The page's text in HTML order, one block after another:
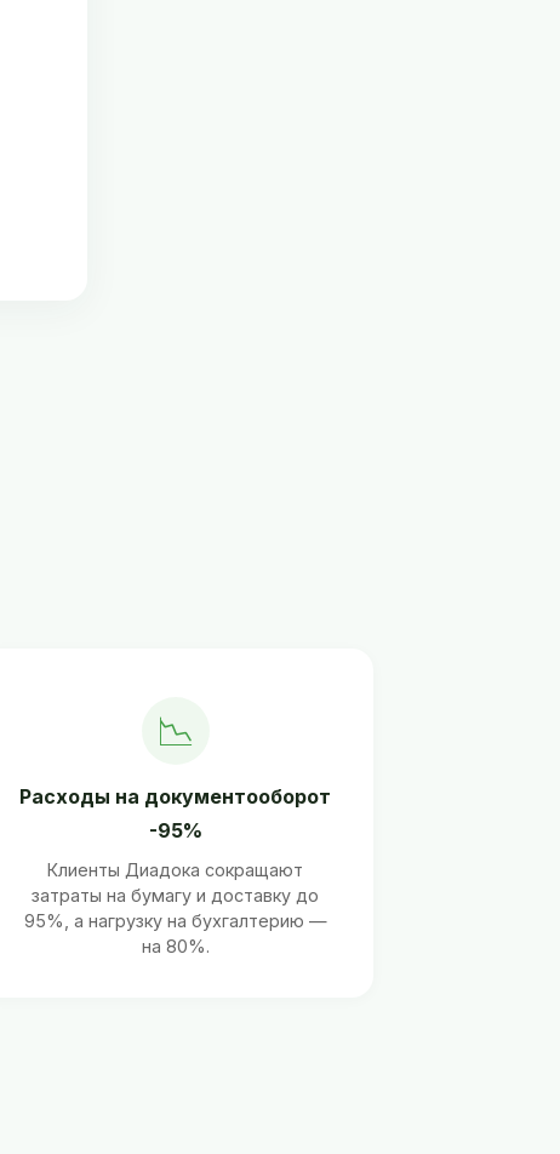
📉
Расходы на документооборот
-95%
Клиенты Диадока сокращают
затраты на бумагу и доставку до
95%, а нагрузку на бухгалтерию —
на 80%.